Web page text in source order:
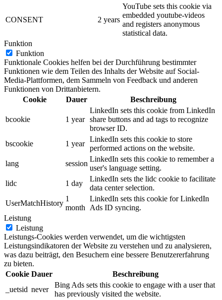
CONSENT 2 years
YouTube sets this cookie via
embedded youtube-videos
and registers anonymous
statistical data.
Funktion
Funktion
Funktionale Cookies helfen bei der Durchführung bestimmter
Funktionen wie dem Teilen des Inhalts der Website auf Social-
Media-Plattformen, dem Sammeln von Feedback und anderen
Funktionen von Drittanbietern.
Cookie
Dauer Beschreibung
bcookie 1 year
LinkedIn sets this cookie from LinkedIn
share buttons and ad tags to recognize
browser ID.
bscookie
1 year
LinkedIn sets this cookie to store
performed actions on the website.
lang
session
LinkedIn sets this cookie to remember a
user's language setting.
lidc
1 day
LinkedIn sets the lidc cookie to facilitate
data center selection.
UserMatchHistory
1
month
LinkedIn sets this cookie for LinkedIn
Ads ID syncing.
Leistung
Leistung
Leistungs-Cookies werden verwendet, um die wichtigsten
Leistungsindikatoren der Website zu verstehen und zu analysieren,
was dazu beiträgt, den Besuchern eine bessere Benutzererfahrung
zu bieten.
Cookie Dauer
Beschreibung
_uetsid never
Bing Ads sets this cookie to engage with a user that
has previously visited the website.